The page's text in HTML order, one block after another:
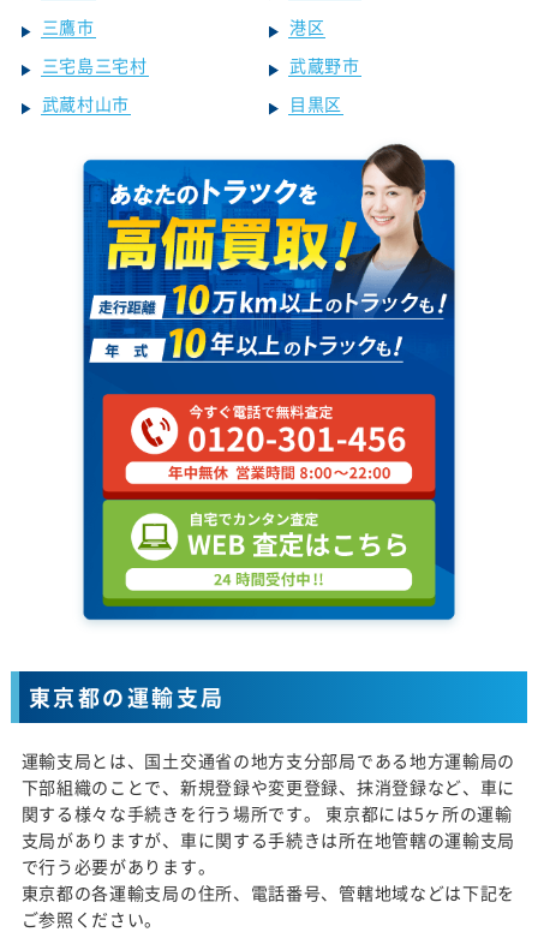
三鷹市
港区
三宅島三宅村
武蔵野市
武蔵村山市
目黒区
東京都の運輸支局
運輸支局とは、国土交通省の地方支分部局である地方運輸局の
下部組織のことで、新規登録や変更登録、抹消登録など、車に
関する様々な手続きを行う場所です。 東京都には5ヶ所の運輸
支局がありますが、車に関する手続きは所在地管轄の運輸支局
で行う必要があります。
東京都の各運輸支局の住所、電話番号、管轄地域などは下記を
ご参照ください。